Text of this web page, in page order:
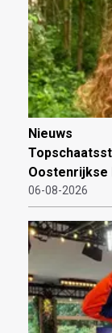
Nieuws
Oostenrijkse
06-08-2026